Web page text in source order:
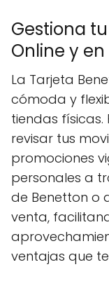
Gestiona
Online y
La Tarjeta
cómoda y
tiendas
revisar tus
promociones
personales a
de Benetton o
venta,
ventajas que